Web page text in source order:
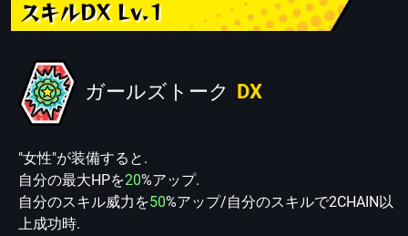
スキルDX Lv.1
ガールズトーク DX
"女性"が装備すると.
自分の最大HPを20%アップ.
自分のスキル威力を50%アップ/自分のスキルで2CHAIN以
上成功時.